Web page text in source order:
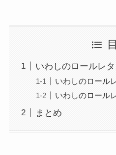
いわしのロールレ
いわしのロール
いわしのロール
まとめ